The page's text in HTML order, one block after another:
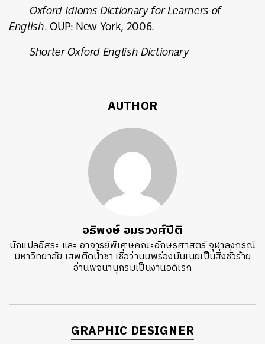
Oxford Idioms Dictionary for Learners of
English. OUP: New York, 2006.
Shorter Oxford English Dictionary
AUTHOR
อธิพงษ์ อมรวงศ์ปีติ
นักแปลอิสระ และ อาจารย์พิเศษคณะอักษรศาสตร์ จุฬาลงกรณ์
มหาวิทยาลัย เสพติดน้ำชา เชื่อว่านมพร่องมันเนยเป็นสิ่งชั่วร้าย
อ่านพจนานุกรมเป็นงานอดิเรก
GRAPHIC DESIGNER